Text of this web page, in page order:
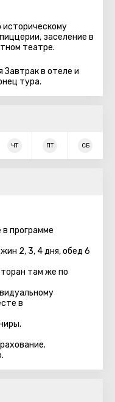
историческому
заселение в
театре.
в отеле и
тура.
ЧТ ПТ СБ
в программе
2, 3, 4 дня, обед 6
там же по
в